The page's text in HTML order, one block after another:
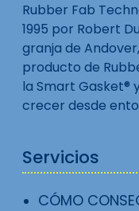
Rubber Fab
1995 por Robert
granja de
producto de
la Smart Gasket®
crecer desde
Servicios
CÓMO